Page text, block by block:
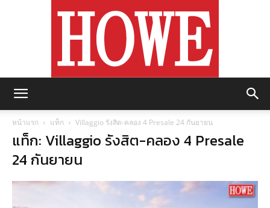
หน้าแรก แท็ก Villaggio รังสิต-คลอง 4 Presale 24 กันยายน
แท็ก: Villaggio รังสิต-คลอง 4 Presale
24 กันยายน